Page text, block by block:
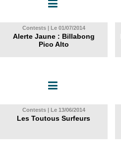
Contests | Le 01/07/2014
Alerte Jaune : Billabong
Pico Alto
Contests | Le 13/06/2014
Les Toutous Surfeurs